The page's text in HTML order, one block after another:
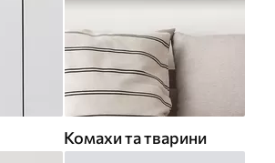
Комахи та тварини